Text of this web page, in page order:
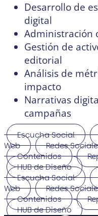
Desarrollo de
digital
Administración
Gestión de
editorial
Análisis de
impacto
Narrativas
campañas
Escucha Social
Web
Redes
Contenidos
HUB de Diseño
Escucha Social
Web
Redes
Contenidos
HUB de Diseño